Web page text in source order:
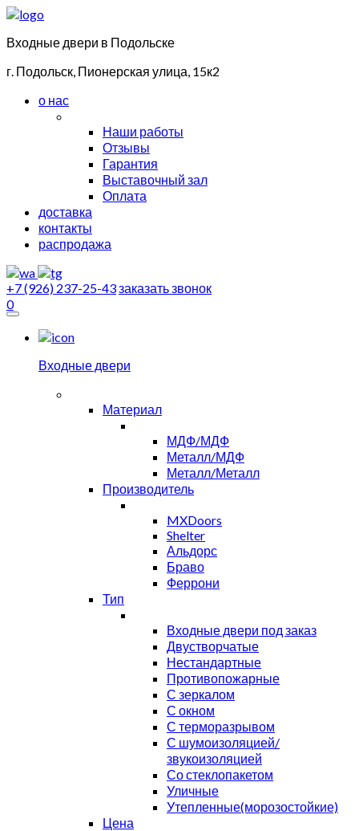
Входные двери в Подольске
г. Подольск, Пионерская улица, 15к2
о нас
Наши работы
Отзывы
Гарантия
Выставочный зал
Оплата
доставка
контакты
распродажа
+7 (926) 237-25-43заказать звонок
0
Входные двери
Материал
МДФ/МДФ
Металл/МДФ
Металл/Металл
Производитель
MXDoors
Shelter
Альдорс
Браво
Феррони
Тип
Входные двери под заказ
Двустворчатые
Нестандартные
Противопожарные
С зеркалом
С окном
С терморазрывом
С шумоизоляцией/
звукоизоляцией
Со стеклопакетом
Уличные
Утепленные(морозостойкие)
Цена